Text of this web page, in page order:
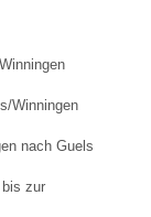
Winningen
nach Guels
zur